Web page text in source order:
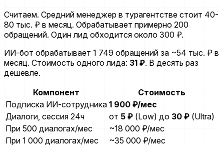
Считаем. Средний менеджер в турагентстве стоит 40-
80 тыс. ₽ в месяц. Обрабатывает примерно 200
обращений. Один лид обходится около 300 ₽.
ИИ-бот обрабатывает 1 749 обращений за ~54 тыс. ₽ в
месяц. Стоимость одного лида: 31 ₽. В десять раз
дешевле.
Компонент
Стоимость
Подписка ИИ-сотрудника 1 900 ₽/мес
Диалоги, сессия 24ч
от 5 ₽ (Low) до 30 ₽ (Ultra)
При 500 диалогах/мес
~18 000 ₽/мес
При 1 000 диалогах/мес
~35 000 ₽/мес